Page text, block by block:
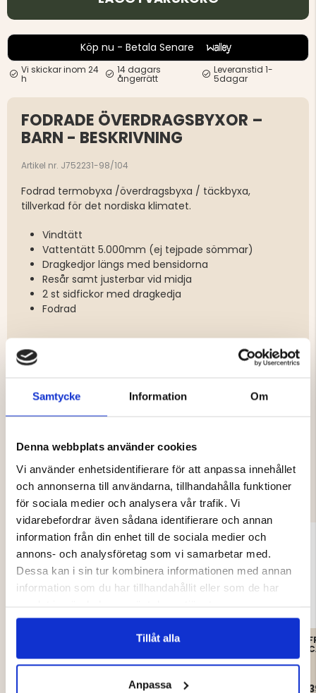
Samtycke Information Om
Denna webbplats använder cookies
Vi använder enhetsidentifierare för att anpassa innehållet
och annonserna till användarna, tillhandahålla funktioner
för sociala medier och analysera vår trafik. Vi
vidarebefordrar även sådana identifierare och annan
information från din enhet till de sociala medier och
annons- och analysföretag som vi samarbetar med.
Dessa kan i sin tur kombinera informationen med annan
information som du har tillhandahållit eller som de har
Tillåt alla
Anpassa
Köp nu - Betala Senare
Vi skickar inom 24
h
14 dagars
ångerrätt
Leveranstid 1-
5dagar
FODRADE ÖVERDRAGSBYXOR –
BARN - BESKRIVNING
Artikel nr. J752231-98/104
Fodrad termobyxa /överdragsbyxa / täckbyxa,
tillverkad för det nordiska klimatet.
Vindtätt
Vattentätt 5.000mm (ej tejpade sömmar)
Dragkedjor längs med bensidorna
Resår samt justerbar vid midja
2 st sidfickor med dragkedja
Fodrad
DU KANSKE OCKSÅ ÄR INTRESSERAD
AV
BARN
FRITIDSBYXA OLIVE
399 kr